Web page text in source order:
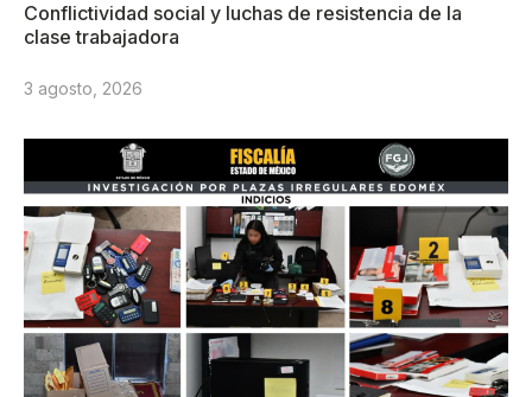
Conflictividad social y luchas de resistencia de la
clase trabajadora
3 agosto, 2026